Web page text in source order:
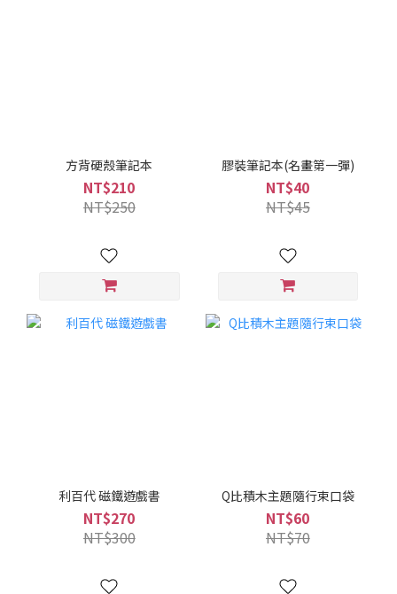
方背硬殼筆記本
NT$210
NT$250
膠裝筆記本(名畫第一彈)
NT$40
NT$45
利百代 磁鐵遊戲書
NT$270
NT$300
Q比積木主題隨行束口袋
NT$60
NT$70